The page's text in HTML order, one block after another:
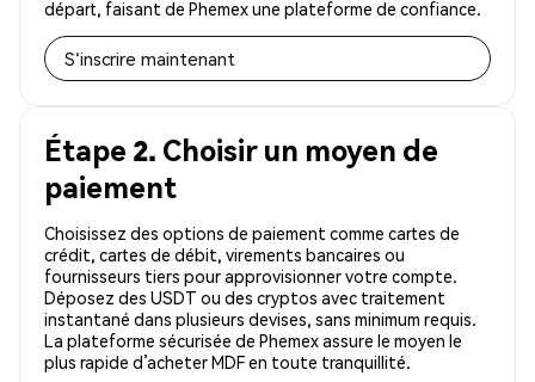
départ, faisant de Phemex une plateforme de confiance.
S'inscrire maintenant
Étape 2. Choisir un moyen de
paiement
Choisissez des options de paiement comme cartes de
crédit, cartes de débit, virements bancaires ou
fournisseurs tiers pour approvisionner votre compte.
Déposez des USDT ou des cryptos avec traitement
instantané dans plusieurs devises, sans minimum requis.
La plateforme sécurisée de Phemex assure le moyen le
plus rapide d’acheter MDF en toute tranquillité.